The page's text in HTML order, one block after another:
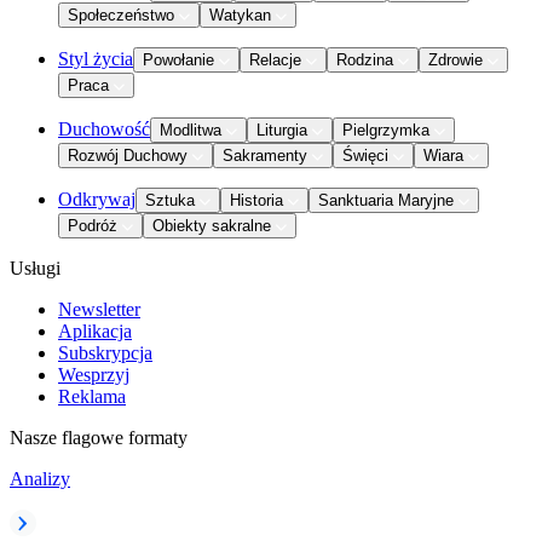
Społeczeństwo
Watykan
Styl życia Powołanie Relacje Rodzina
Zdrowie
Praca
Duchowość Modlitwa Liturgia
Pielgrzymka
Rozwój Duchowy
Sakramenty Święci Wiara
Odkrywaj Sztuka Historia
Sanktuaria Maryjne
Podróż
Obiekty sakralne
Usługi
Newsletter
Aplikacja
Subskrypcja
Wesprzyj
Reklama
Nasze flagowe formaty
Analizy